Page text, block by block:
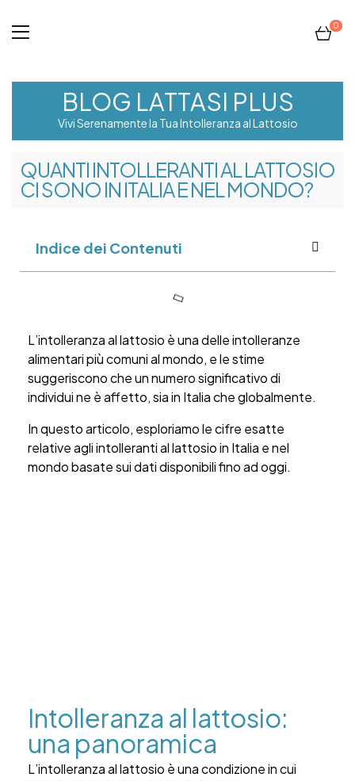
0
BLOG LATTASI PLUS
Vivi Serenamente la Tua Intolleranza al Lattosio
QUANTI INTOLLERANTI AL LATTOSIO
CI SONO IN ITALIA E NEL MONDO?
Indice dei Contenuti
L’intolleranza al lattosio è una delle intolleranze
alimentari più comuni al mondo, e le stime
suggeriscono che un numero significativo di
individui ne è affetto, sia in Italia che globalmente.
In questo articolo, esploriamo le cifre esatte
relative agli intolleranti al lattosio in Italia e nel
mondo basate sui dati disponibili fino ad oggi.
Intolleranza al lattosio:
una panoramica
L’intolleranza al lattosio è una condizione in cui